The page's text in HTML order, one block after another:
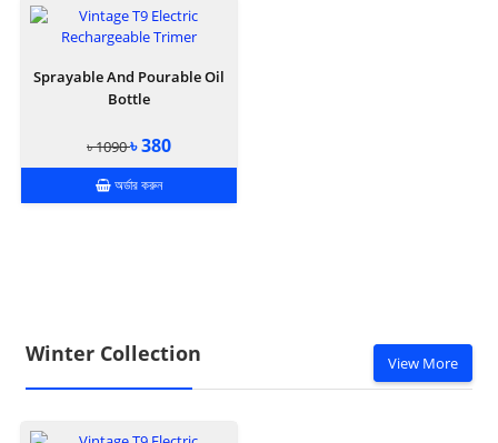
Sprayable And Pourable Oil
Bottle
৳ 1090৳ 380
অর্ডার করুন
Winter Collection View More